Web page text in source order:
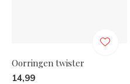
Oorringen twister
14,99